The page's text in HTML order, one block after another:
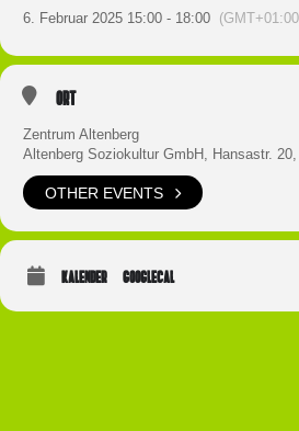
6. Februar 2025 15:00 - 18:00
Ort
Zentrum Altenberg
Altenberg Soziokultur GmbH, Hansastr.
OTHER EVENTS
KALENDER GOOGLECAL